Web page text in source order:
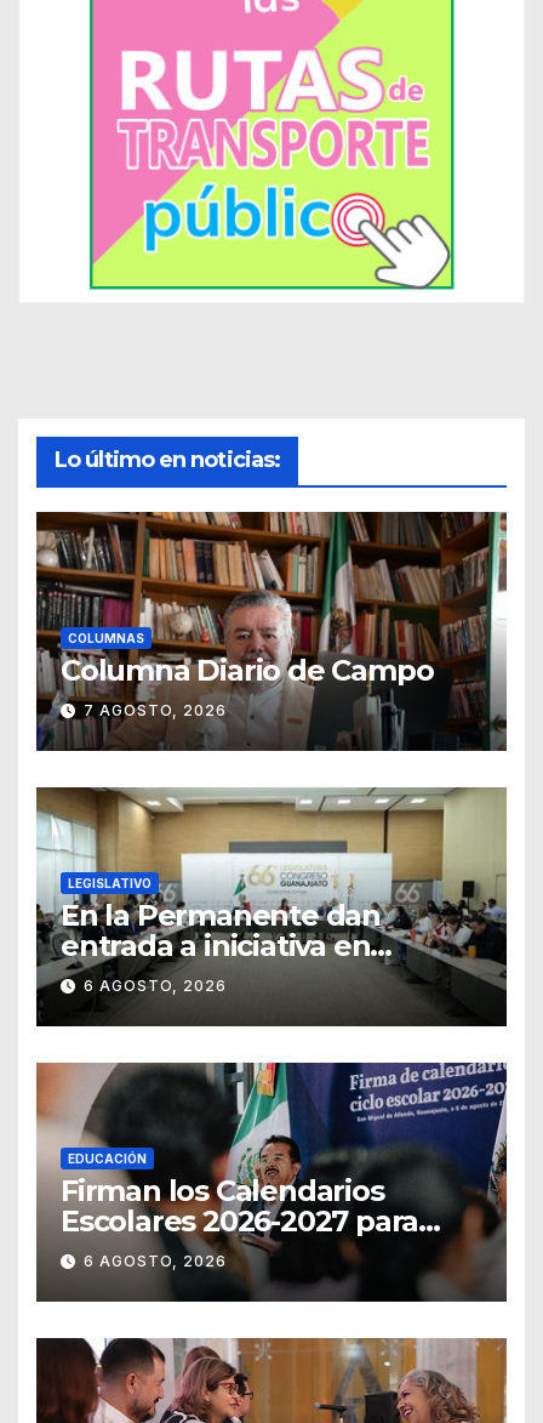
Lo último en noticias:
COLUMNAS
Columna Diario de Campo
7 AGOSTO, 2026
LEGISLATIVO
En la Permanente dan
entrada a iniciativa en
materia notarial
6 AGOSTO, 2026
EDUCACIÓN
Firman los Calendarios
Escolares 2026-2027 para
Guanajuato
6 AGOSTO, 2026